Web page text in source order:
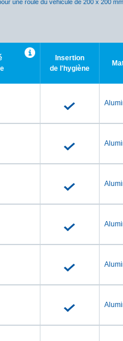
une roule du véhicule de 200 x 200 mm.
Insertion
de l'hygiène